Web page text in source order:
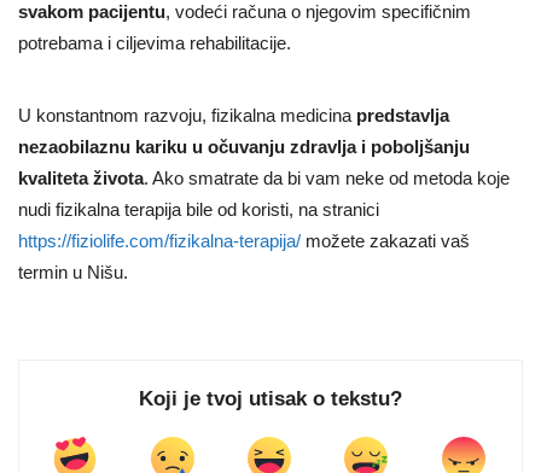
svakom pacijentu, vodeći računa o njegovim specifičnim
potrebama i ciljevima rehabilitacije.
U konstantnom razvoju, fizikalna medicina predstavlja
nezaobilaznu kariku u očuvanju zdravlja i poboljšanju
kvaliteta života. Ako smatrate da bi vam neke od metoda koje
nudi fizikalna terapija bile od koristi, na stranici
https://fiziolife.com/fizikalna-terapija/ možete zakazati vaš
termin u Nišu.
Koji je tvoj utisak o tekstu?